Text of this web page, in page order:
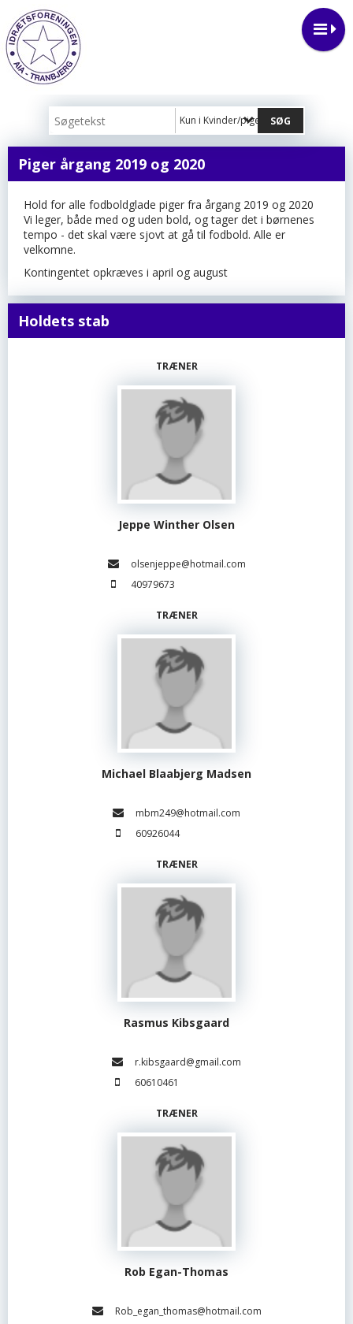
Kun i Kvinder/piger
Piger årgang 2019 og 2020
Hold for alle fodboldglade piger fra årgang 2019 og 2020
Vi leger, både med og uden bold, og tager det i børnenes
tempo - det skal være sjovt at gå til fodbold. Alle er
velkomne.
Kontingentet opkræves i april og august
Holdets stab
TRÆNER
Jeppe Winther Olsen
olsenjeppe@hotmail.com
40979673
TRÆNER
Michael Blaabjerg Madsen
mbm249@hotmail.com
60926044
TRÆNER
Rasmus Kibsgaard
r.kibsgaard@gmail.com
60610461
TRÆNER
Rob Egan-Thomas
Rob_egan_thomas@hotmail.com